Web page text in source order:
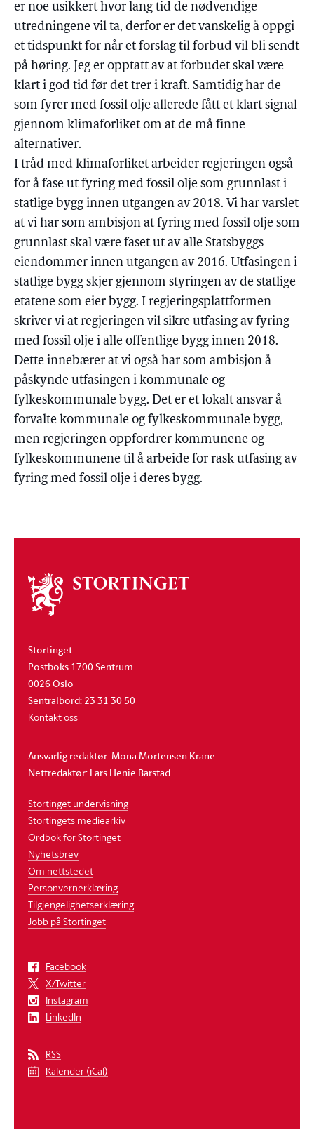
er noe usikkert hvor lang tid de nødvendige
utredningene vil ta, derfor er det vanskelig å oppgi
et tidspunkt for når et forslag til forbud vil bli sendt
på høring. Jeg er opptatt av at forbudet skal være
klart i god tid før det trer i kraft. Samtidig har de
som fyrer med fossil olje allerede fått et klart signal
gjennom klimaforliket om at de må finne
alternativer.
I tråd med klimaforliket arbeider regjeringen også
for å fase ut fyring med fossil olje som grunnlast i
statlige bygg innen utgangen av 2018. Vi har varslet
at vi har som ambisjon at fyring med fossil olje som
grunnlast skal være faset ut av alle Statsbyggs
eiendommer innen utgangen av 2016. Utfasingen i
statlige bygg skjer gjennom styringen av de statlige
etatene som eier bygg. I regjeringsplattformen
skriver vi at regjeringen vil sikre utfasing av fyring
med fossil olje i alle offentlige bygg innen 2018.
Dette innebærer at vi også har som ambisjon å
påskynde utfasingen i kommunale og
fylkeskommunale bygg. Det er et lokalt ansvar å
forvalte kommunale og fylkeskommunale bygg,
men regjeringen oppfordrer kommunene og
fylkeskommunene til å arbeide for rask utfasing av
fyring med fossil olje i deres bygg.
Om
stortinget
Stortinget
Postboks 1700 Sentrum
0026 Oslo
Sentralbord: 23 31 30 50
Kontakt oss
Ansvarlig redaktør: Mona Mortensen Krane
Nettredaktør: Lars Henie Barstad
Stortinget undervisning
Stortingets mediearkiv
Ordbok for Stortinget
Nyhetsbrev
Om nettstedet
Personvernerklæring
Tilgjengelighetserklæring
Jobb på Stortinget
Facebook
X/Twitter
Instagram
LinkedIn
RSS
Kalender (iCal)